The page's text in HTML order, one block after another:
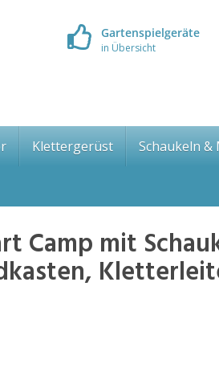
Gartenspielgeräte
in Übersicht
Klettergerüst Schaukeln &
Camp mit